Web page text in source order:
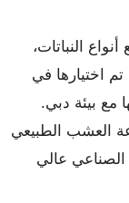
النباتات،
تم اختيارها في
مع بيئة دبي.
العشب الطبيعي
عالي